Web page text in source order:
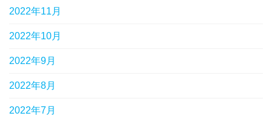
2022年11月
2022年10月
2022年9月
2022年8月
2022年7月